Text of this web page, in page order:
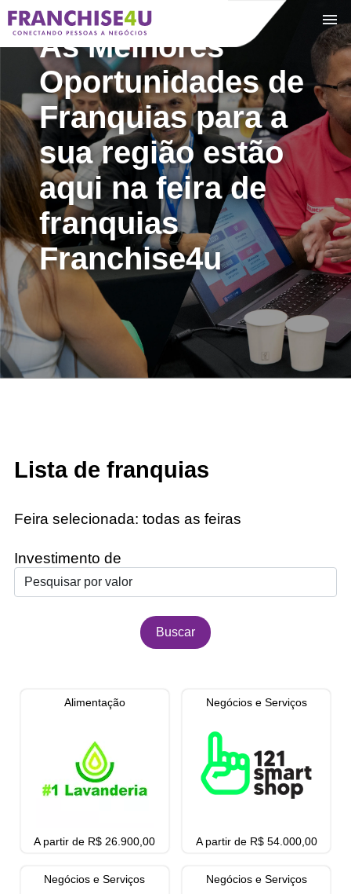
+
As Melhores
Oportunidades de
Franquias para a
sua região estão
aqui na feira de
franquias
Franchise4u
Lista de franquias
Feira selecionada: todas as feiras
Investimento de
Alimentação
A partir de R$ 26.900,00
Negócios e Serviços
A partir de R$ 54.000,00
Negócios e Serviços Negócios e Serviços